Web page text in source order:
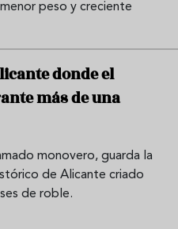
peso y creciente
donde el
más de una
monovero, guarda la
de Alicante criado
de roble.